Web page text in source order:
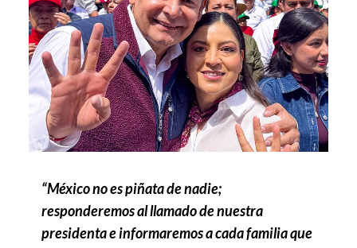
“México no es piñata de nadie;
responderemos al llamado de nuestra
presidenta e informaremos a cada familia que